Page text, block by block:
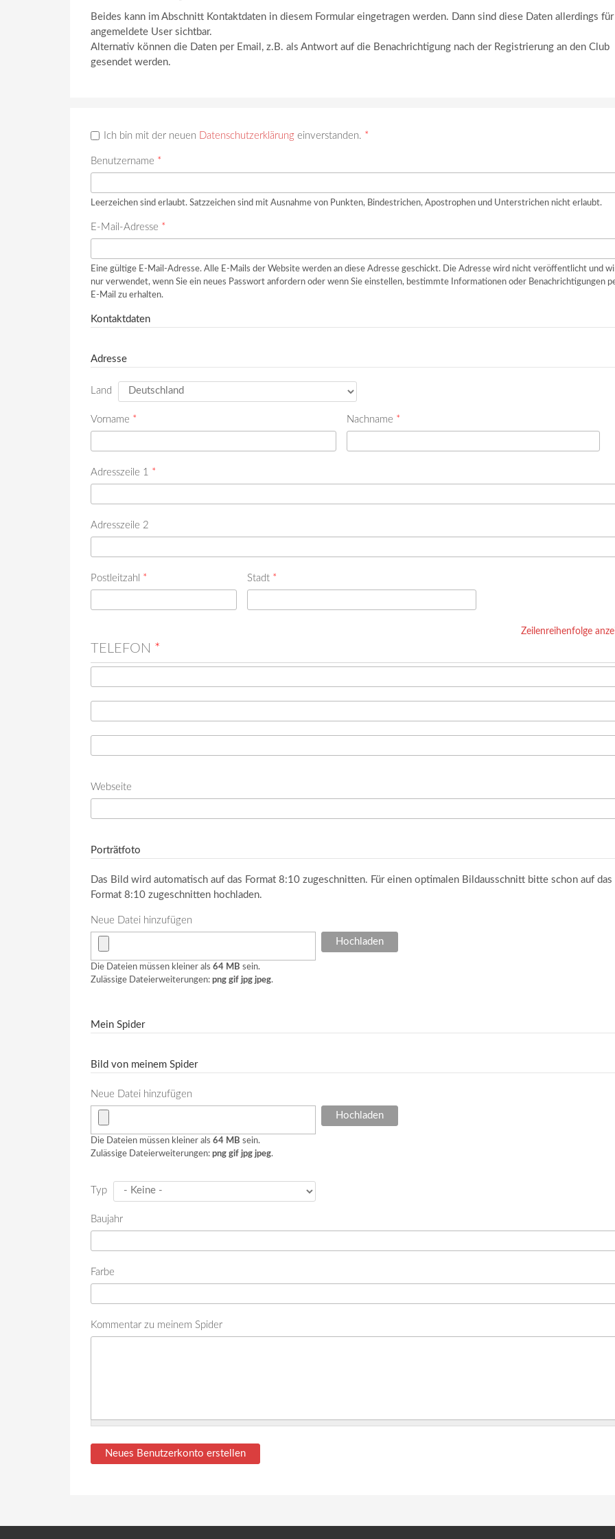
Beides kann im Abschnitt Kontaktdaten in diesem Formular eingetragen werden. Dann sind diese Daten allerdings für
angemeldete User sichtbar.
Alternativ können die Daten per Email, z.B. als Antwort auf die Benachrichtigung nach der Registrierung an den Club
gesendet werden.
Ich bin mit der neuen Datenschutzerklärung einverstanden. *
Benutzername *
Leerzeichen sind erlaubt. Satzzeichen sind mit Ausnahme von Punkten, Bindestrichen, Apostrophen und Unterstrichen nicht erlaubt.
E-Mail-Adresse *
Eine gültige E-Mail-Adresse. Alle E-Mails der Website werden an diese Adresse geschickt. Die Adresse wird nicht veröffentlicht und
nur verwendet, wenn Sie ein neues Passwort anfordern oder wenn Sie einstellen, bestimmte Informationen oder Benachrichtigungen
E-Mail zu erhalten.
Kontaktdaten
Adresse
Land
Vorname * Nachname *
Adresszeile 1 *
Adresszeile 2
Postleitzahl * Stadt *
Zeilenreihenfolge
TELEFON *
Webseite
Porträtfoto
Das Bild wird automatisch auf das Format 8:10 zugeschnitten. Für einen optimalen Bildausschnitt bitte schon auf das
Format 8:10 zugeschnitten hochladen.
Neue Datei hinzufügen
Die Dateien müssen kleiner als 64 MB sein.
Zulässige Dateierweiterungen: png gif jpg jpeg.
Mein Spider
Bild von meinem Spider
Neue Datei hinzufügen
Die Dateien müssen kleiner als 64 MB sein.
Zulässige Dateierweiterungen: png gif jpg jpeg.
Typ
Baujahr
Farbe
Kommentar zu meinem Spider